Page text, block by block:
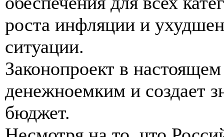
роста инфляции и
ситуации.
Законопроект в
денежноемким и создает
бюджет.